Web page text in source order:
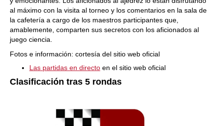
al máximo con la visita al torneo y los comentarios en la sala de
la cafetería a cargo de los maestros participantes que,
amablemente, comparten sus secretos con los aficionados al
juego ciencia.
Fotos e información: cortesía del sitio web oficial
Las partidas en directo en el sitio web oficial
Clasificación tras 5 rondas